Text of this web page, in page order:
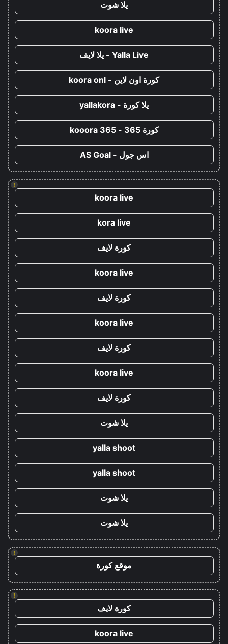
يلا شوت
koora live
Yalla Live - يلا لايف
كورة اون لاين - koora onl
يلا كورة - yallakora
كورة 365 - kooora 365
اس جول - AS Goal
!
koora live
kora live
كورة لايف
koora live
كورة لايف
koora live
كورة لايف
koora live
كورة لايف
يلا شوت
yalla shoot
yalla shoot
يلا شوت
يلا شوت
!
موقع كورة
!
كورة لايف
koora live